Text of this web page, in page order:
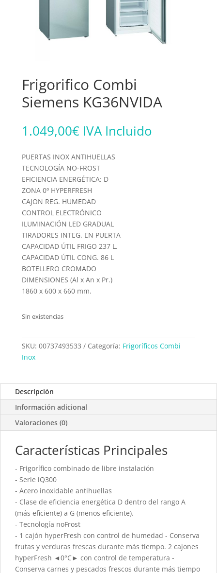
Frigorifico Combi
Siemens KG36NVIDA
1.049,00€ IVA Incluido
PUERTAS INOX ANTIHUELLAS
TECNOLOGÍA NO-FROST
EFICIENCIA ENERGÉTICA: D
ZONA 0º HYPERFRESH
CAJON REG. HUMEDAD
CONTROL ELECTRÓNICO
ILUMINACIÓN LED GRADUAL
TIRADORES INTEG. EN PUERTA
CAPACIDAD ÚTIL FRIGO 237 L.
CAPACIDAD ÚTIL CONG. 86 L
BOTELLERO CROMADO
DIMENSIONES (Al x An x Pr.)
1860 x 600 x 660 mm.
Sin existencias
SKU: 00737493533 Categoría: Frigoríficos Combi
Inox
Descripción
Información adicional
Valoraciones (0)
Características Principales
- Frigorífico combinado de libre instalación
- Serie iQ300
- Acero inoxidable antihuellas
- Clase de eficiencia energética D dentro del rango A
(más eficiente) a G (menos eficiente).
- Tecnología noFrost
- 1 cajón hyperFresh con control de humedad - Conserva
frutas y verduras frescas durante más tiempo. 2 cajones
hyperFresh ◄0°C► con control de temperatura -
Conserva carnes y pescados frescos durante más tiempo